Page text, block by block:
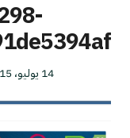
Full
936 × 594